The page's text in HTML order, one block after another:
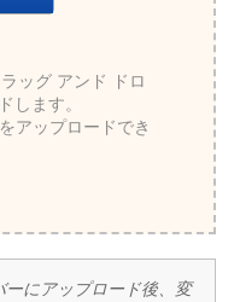
ッグ アンド ドロ
します。
アップロードでき
ーにアップロード後、変